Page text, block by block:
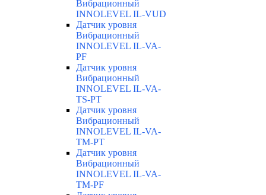
Вибрационный
INNOLEVEL IL-VUD
Датчик уровня
Вибрационный
INNOLEVEL IL-VA-
PF
Датчик уровня
Вибрационный
INNOLEVEL IL-VA-
TS-PT
Датчик уровня
Вибрационный
INNOLEVEL IL-VA-
TM-PT
Датчик уровня
Вибрационный
INNOLEVEL IL-VA-
TM-PF